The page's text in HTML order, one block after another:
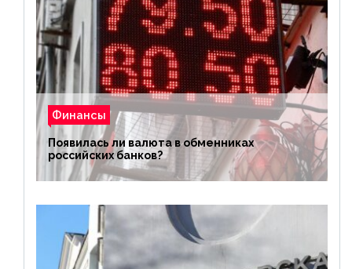
Финансы
Появилась ли валюта в обменниках
российских банков?